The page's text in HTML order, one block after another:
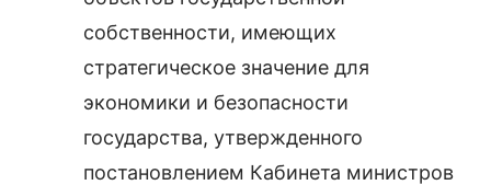
собственности, имеющих
стратегическое значение для
экономики и безопасности
государства, утвержденного
постановлением Кабинета министров